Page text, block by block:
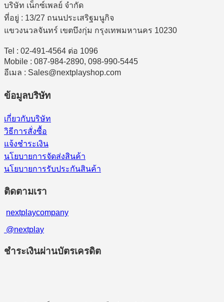
บริษัท เน็กซ์เพลย์ จำกัด
ที่อยู่ : 13/27 ถนนประเสริฐมนูกิจ
แขวงนวลจันทร์ เขตบึงกุ่ม กรุงเทพมหานคร 10230
Tel : 02-491-4564 ต่อ 1096
Mobile : 087-984-2890, 098-990-5445
อีเมล : Sales@nextplayshop.com
ข้อมูลบริษัท
เกี่ยวกับบริษัท
วิธีการสั่งซื้อ
แจ้งชำระเงิน
นโยบายการจัดส่งสินค้า
นโยบายการรับประกันสินค้า
ติดตามเรา
nextplaycompany
@nextplay
ชำระเงินผ่านบัตรเครดิต